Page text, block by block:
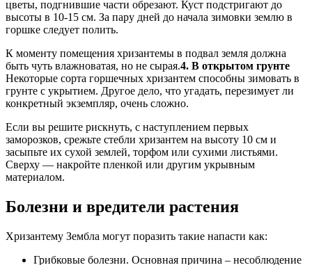
цветы, подгнившие части обрезают. Куст подстригают до
высоты в 10-15 см. За пару дней до начала зимовки землю в
горшке следует полить.
К моменту помещения хризантемы в подвал земля должна
быть чуть влажноватая, но не сырая.4. В открытом грунте
Некоторые сорта горшечных хризантем способны зимовать в
грунте с укрытием. Другое дело, что угадать, перезимует ли
конкретный экземпляр, очень сложно.
Если вы решите рискнуть, с наступлением первых
заморозков, срежьте стебли хризантем на высоту 10 см и
засыпьте их сухой землей, торфом или сухими листьями.
Сверху — накройте пленкой или другим укрывным
материалом.
Болезни и вредители растения
Хризантему Зембла могут поразить такие напасти как:
Грибковые болезни. Основная причина – несоблюдение